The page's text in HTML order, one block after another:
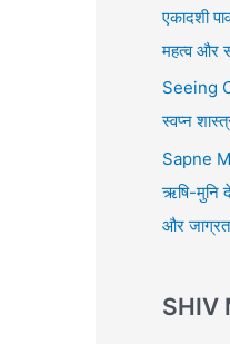
एकादशी
महत्व और
Seeing
स्वप्न
Sapne
ऋषि-मुनि
और
SHIV